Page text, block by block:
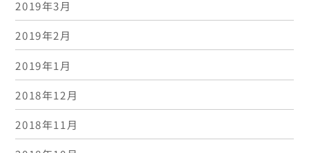
2019年3月
2019年2月
2019年1月
2018年12月
2018年11月